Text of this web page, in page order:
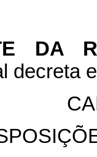
DA
decreta